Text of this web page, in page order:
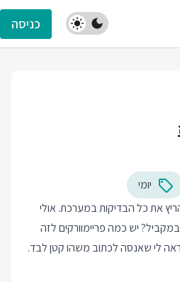
כניסה
יומי
את כל הבדיקות במערכת. אולי
יש כמה פריימוורקים לזה
לי שאנסה לכתוב משהו קטן לבד.